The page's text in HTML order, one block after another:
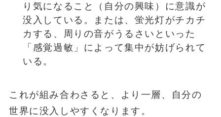
り気になること（自分の興味）に意識が
没入している。または、蛍光灯がチカチ
カする、周りの音がうるさいといった
「感覚過敏」によって集中が妨げられて
いる。
これが組み合わさると、より一層、自分の
世界に没入しやすくなります。